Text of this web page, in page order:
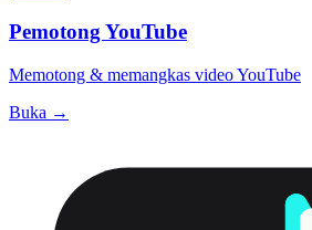
Pemotong YouTube
Memotong & memangkas video YouTube
Buka →